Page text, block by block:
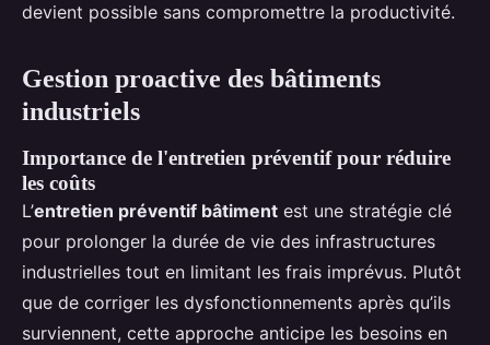
devient possible sans compromettre la productivité.
Gestion proactive des bâtiments
industriels
Importance de l'entretien préventif pour réduire
les coûts
L’entretien préventif bâtiment est une stratégie clé
pour prolonger la durée de vie des infrastructures
industrielles tout en limitant les frais imprévus. Plutôt
que de corriger les dysfonctionnements après qu’ils
surviennent, cette approche anticipe les besoins en